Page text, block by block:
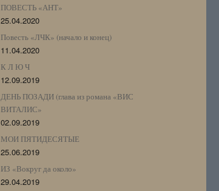
ПОВЕСТЬ «АНТ»
25.04.2020
Повесть «ЛЧК» (начало и конец)
11.04.2020
К Л Ю Ч
12.09.2019
ДЕНЬ ПОЗАДИ (глава из романа «ВИС
ВИТАЛИС»
02.09.2019
МОИ ПЯТИДЕСЯТЫЕ
25.06.2019
ИЗ «Вокруг да около»
29.04.2019